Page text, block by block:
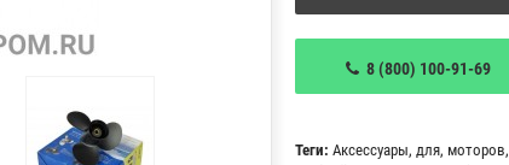
8 (800) 100-91-69
Теги: Аксессуары, для, моторов,